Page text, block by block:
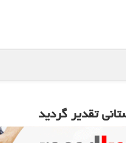
تقدیر گردید